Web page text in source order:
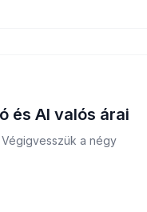
és AI valós árai
a négy